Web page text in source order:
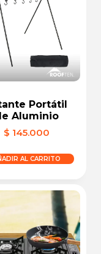
Portátil
Aluminio
$ 145.000
AL CARRITO